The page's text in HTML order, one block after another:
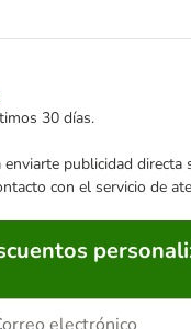
30 días.
publicidad
con el servicio de